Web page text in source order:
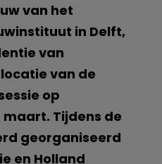
van het
in Delft,
van
van de
op
­­Tijdens de
georganiseerd
en Holland